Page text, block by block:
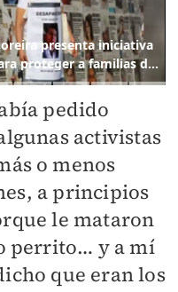
pedido
activistas
o menos
a principios
le mataron
perrito… y a mí
que eran los